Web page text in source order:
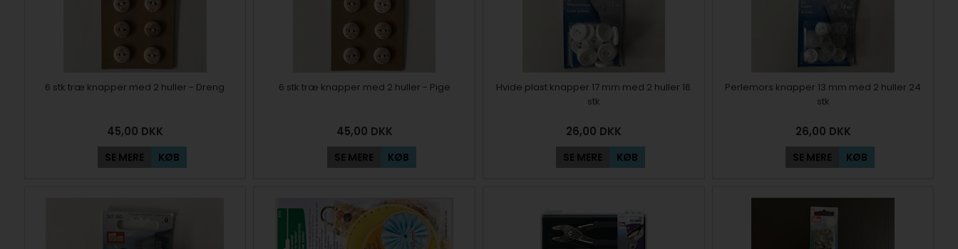
6 stk træ knapper med 2 huller - Dreng
45,00 DKK
SE MERE KØB
6 stk træ knapper med 2 huller - Pige
45,00 DKK
SE MERE KØB
Hvide plast knapper 17 mm med 2 huller 16
stk
26,00 DKK
SE MERE KØB
Perlemors knapper 13 mm med 2 huller 24
stk
26,00 DKK
SE MERE KØB